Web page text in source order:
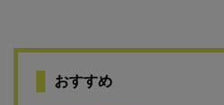
おすすめ